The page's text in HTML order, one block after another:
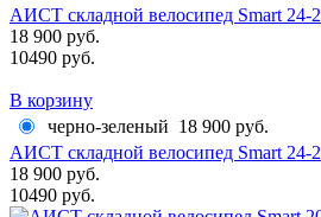
АИСТ складной велосипед Smart 24-2
18 900 руб.
10490 руб.
В корзину
черно-зеленый 18 900 руб.
АИСТ складной велосипед Smart 24-2
18 900 руб.
10490 руб.